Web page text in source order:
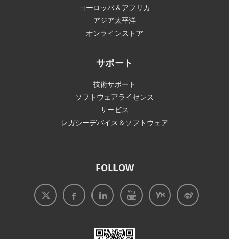
ヨーロッパ＆アフリカ
アジア太平洋
オンラインストア
サポート
技術サポート
ソフトウェアライセンス
サービス
レガシーデバイス＆ソフトウェア
FOLLOW